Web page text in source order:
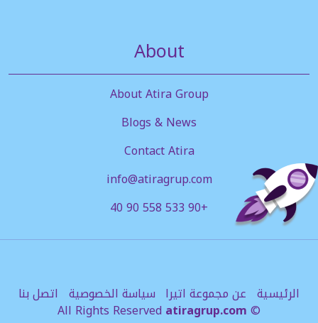
About
About Atira Group
Blogs & News
Contact Atira
info@atiragrup.com
+90 533 558 90 40
الرئيسية عن مجموعة اتيرا سياسة الخصوصية اتصل بنا
© All Rights Reserved
atiragrup.com